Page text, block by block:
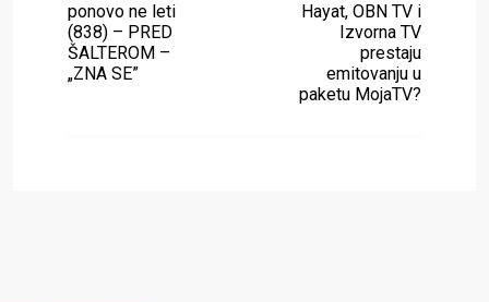
ponovo ne leti
(838) – PRED
ŠALTEROM –
„ZNA SE”
Hayat, OBN TV i
Izvorna TV
prestaju
emitovanju u
paketu MojaTV?